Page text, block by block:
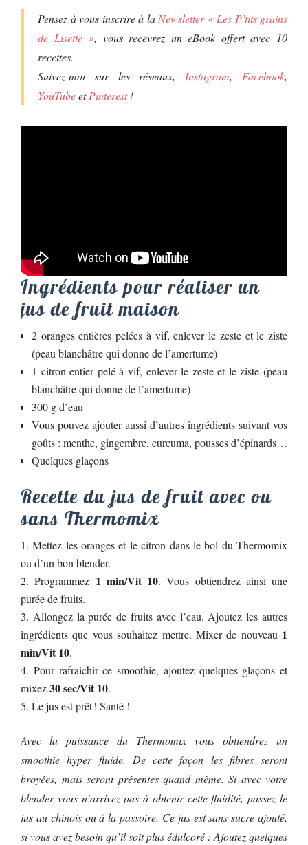
Pensez à vous inscrire à la Newsletter « Les P’tits grains
de Lisette », vous recevrez un eBook offert avec 10
recettes.
Suivez-moi sur les réseaux, Instagram, Facebook,
YouTubeetPinterest!
Ingrédients pour réaliser un
jus de fruit maison
2 oranges entières pelées à vif, enlever le zeste et le ziste
(peau blanchâtre qui donne de l’amertume)
1 citron entier pelé à vif, enlever le zeste et le ziste (peau
blanchâtre qui donne de l’amertume)
300 g d’eau
Vous pouvez ajouter aussi d’autres ingrédients suivant vos
goûts : menthe, gingembre, curcuma, pousses d’épinards…
Quelques glaçons
Recette du jus de fruit avec ou
sans Thermomix
Mettez les oranges et le citron dans le bol du Thermomix
ou d’un bon blender.
Programmez 1 min/Vit 10. Vous obtiendrez ainsi une
purée de fruits.
Allongez la purée de fruits avec l’eau. Ajoutez les autres
ingrédients que vous souhaitez mettre. Mixer de nouveau 1
min/Vit 10.
Pour rafraichir ce smoothie, ajoutez quelques glaçons et
mixez30 sec/Vit 10.
Le jus est prêt ! Santé !
Avec la puissance du Thermomix vous obtiendrez un
smoothie hyper fluide. De cette façon les fibres seront
broyées, mais seront présentes quand même. Si avec votre
blender vous n’arrivez pas à obtenir cette fluidité, passez le
jus au chinois ou à la passoire. Ce jus est sans sucre ajouté,
si vous avez besoin qu’il soit plus édulcoré : Ajoutez quelques